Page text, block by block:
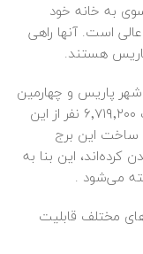
به خانه خود
است. آنها راهی
هستند.
پاریس و چهارمین
سازه بلند فرانسه است . در سال ۲۰۰۶ قریب ۶٬۷۱۹٬۲۰۰ نفر از این
ساخت این برج
از این بنا دیدن کرده‌اند، این بنا به
می‌شود .
مختلف قابلیت